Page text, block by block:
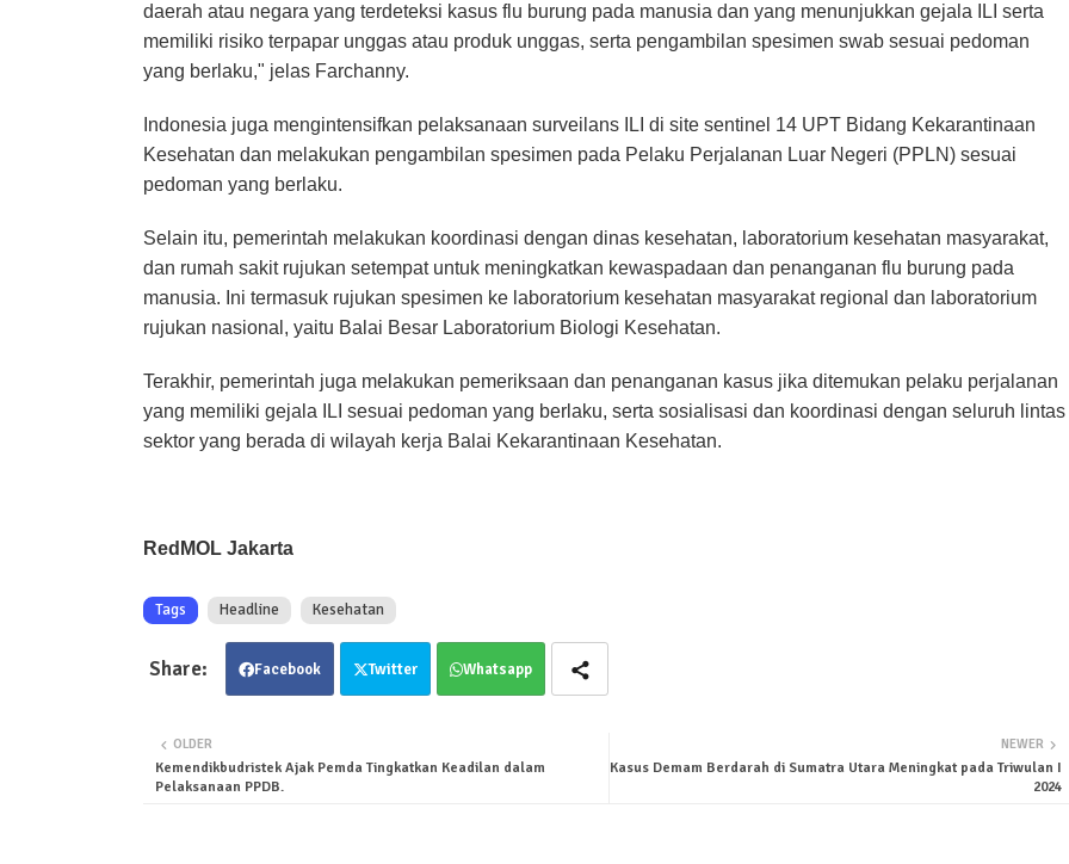
daerah atau negara yang terdeteksi kasus flu burung pada manusia dan yang menunjukkan gejala ILI serta
memiliki risiko terpapar unggas atau produk unggas, serta pengambilan spesimen swab sesuai pedoman
yang berlaku," jelas Farchanny.
Indonesia juga mengintensifkan pelaksanaan surveilans ILI di site sentinel 14 UPT Bidang Kekarantinaan
Kesehatan dan melakukan pengambilan spesimen pada Pelaku Perjalanan Luar Negeri (PPLN) sesuai
pedoman yang berlaku.
Selain itu, pemerintah melakukan koordinasi dengan dinas kesehatan, laboratorium kesehatan masyarakat,
dan rumah sakit rujukan setempat untuk meningkatkan kewaspadaan dan penanganan flu burung pada
manusia. Ini termasuk rujukan spesimen ke laboratorium kesehatan masyarakat regional dan laboratorium
rujukan nasional, yaitu Balai Besar Laboratorium Biologi Kesehatan.
Terakhir, pemerintah juga melakukan pemeriksaan dan penanganan kasus jika ditemukan pelaku perjalanan
yang memiliki gejala ILI sesuai pedoman yang berlaku, serta sosialisasi dan koordinasi dengan seluruh lintas
sektor yang berada di wilayah kerja Balai Kekarantinaan Kesehatan.
RedMOL Jakarta
Tags Headline Kesehatan
Facebook Twitter Whatsapp
NEWER
Kasus Demam Berdarah di Sumatra Utara Meningkat pada Triwulan I
2024
OLDER
Kemendikbudristek Ajak Pemda Tingkatkan Keadilan dalam
Pelaksanaan PPDB.